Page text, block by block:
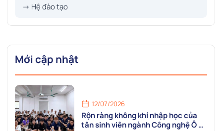
→ Hệ đào tạo
Mới cập nhật
12/07/2026
Rộn ràng không khí nhập học của
tân sinh viên ngành Công nghệ Ô tô